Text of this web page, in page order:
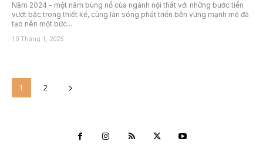
Năm 2024 - một năm bùng nổ của ngành nội thất với những bước tiến
vượt bậc trong thiết kế, cùng làn sóng phát triển bền vững mạnh mẽ đã
tạo nên một bức...
10 Tháng 1, 2025
1 2